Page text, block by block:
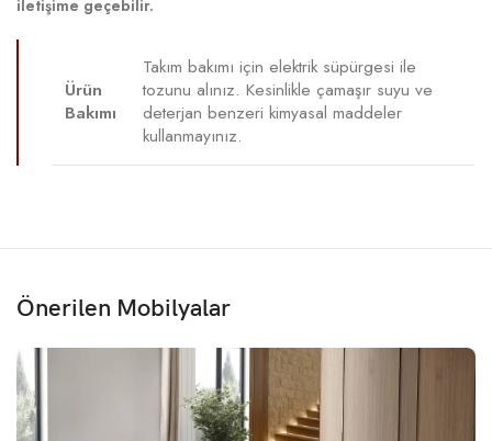
iletişime geçebilir.
Ürün
Bakımı
Takım bakımı için elektrik süpürgesi ile
tozunu alınız. Kesinlikle çamaşır suyu ve
deterjan benzeri kimyasal maddeler
kullanmayınız.
Önerilen Mobilyalar